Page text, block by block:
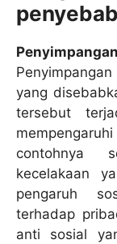
yang
tersebut
contohnya
kecelakaan
pengaruh
terhadap
anti sosial